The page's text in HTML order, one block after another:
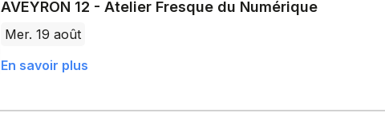
AVEYRON 12 - Atelier Fresque du Numérique
Mer. 19 août
En savoir plus